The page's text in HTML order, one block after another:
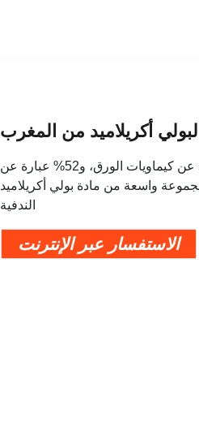
أكريلاميد من المغرب
حول المنتجات والموردين: حوالي 60% منها عبارة عن كيماويات الورق، و52% عبارة عن
مجموعة واسعة من مادة بولي أكريلاميد
الندفية
الاستفسار عبر الإنترنت